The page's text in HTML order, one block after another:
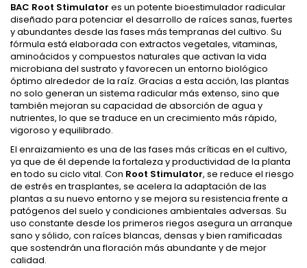
BAC Root Stimulator es un potente bioestimulador radicular
diseñado para potenciar el desarrollo de raíces sanas, fuertes
y abundantes desde las fases más tempranas del cultivo. Su
fórmula está elaborada con extractos vegetales, vitaminas,
aminoácidos y compuestos naturales que activan la vida
microbiana del sustrato y favorecen un entorno biológico
óptimo alrededor de la raíz. Gracias a esta acción, las plantas
no solo generan un sistema radicular más extenso, sino que
también mejoran su capacidad de absorción de agua y
nutrientes, lo que se traduce en un crecimiento más rápido,
vigoroso y equilibrado.
El enraizamiento es una de las fases más críticas en el cultivo,
ya que de él depende la fortaleza y productividad de la planta
en todo su ciclo vital. Con Root Stimulator, se reduce el riesgo
de estrés en trasplantes, se acelera la adaptación de las
plantas a su nuevo entorno y se mejora su resistencia frente a
patógenos del suelo y condiciones ambientales adversas. Su
uso constante desde los primeros riegos asegura un arranque
sano y sólido, con raíces blancas, densas y bien ramificadas
que sostendrán una floración más abundante y de mejor
calidad.